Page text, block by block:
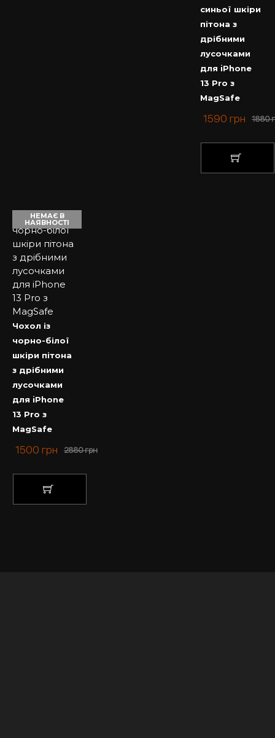
синьої шкіри
пітона з
дрібними
лусочками
для iPhone
13 Pro з
MagSafe
1880
1590 грн
НЕМАЄ В
НАЯВНОСТІ
Чохол із
чорно-білої
шкіри пітона
з дрібними
лусочками
для iPhone
13 Pro з
MagSafe
2880грн
1500 грн